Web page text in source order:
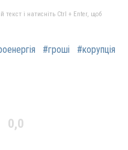
текст і натисніть Ctrl + Enter, щоб
#гроші #корупція
0,0